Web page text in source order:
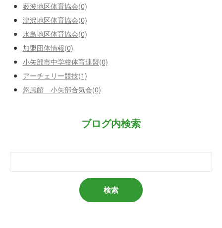
薮波地区体育協会(0)
津沢地区体育協会(0)
水島地区体育協会(0)
加盟団体情報(0)
小矢部市中学校体育連盟(0)
アーチェリー競技(1)
悠風館 小矢部合気会(0)
ブログ内検索